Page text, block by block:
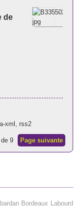
de
xml rss2
de 9 Page suivante
Bordeaux Labourd